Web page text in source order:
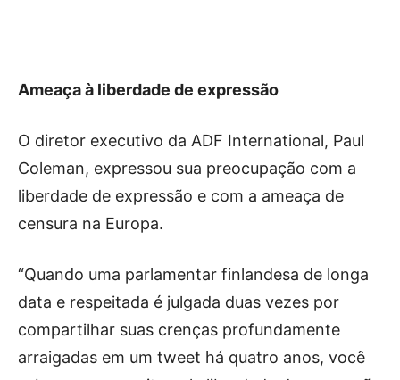
Ameaça à liberdade de expressão
O diretor executivo da ADF International, Paul
Coleman, expressou sua preocupação com a
liberdade de expressão e com a ameaça de
censura na Europa.
“Quando uma parlamentar finlandesa de longa
data e respeitada é julgada duas vezes por
compartilhar suas crenças profundamente
arraigadas em um tweet há quatro anos, você